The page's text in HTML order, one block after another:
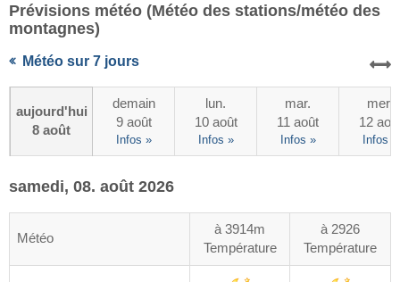
Prévisions météo (Météo des stations/météo des
montagnes)
Météo sur 7 jours
aujourd'hui
8 août
demain
9 août
Infos »
lun.
10 août
Infos »
mar.
11 août
Infos »
mer.
12
Infos »
samedi, 08. août 2026
Météo
à 3914m
Température
à 2926
Température